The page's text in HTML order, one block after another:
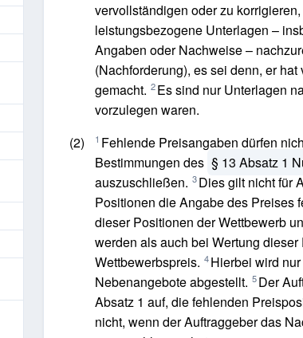
vervollständigen oder zu
leistungsbezogene Unterlagen –
Angaben oder Nachweise –
(Nachforderung), es sei denn, er
gemacht. 2 Es sind nur Unterlagen
vorzulegen waren.
(2)
1 Fehlende Preisangaben dürfen
Bestimmungen des § 13 Absatz 1
auszuschließen. 3 Dies gilt nicht für
Positionen die Angabe des Preises
dieser Positionen der Wettbewerb
werden als auch bei Wertung
Wettbewerbspreis. 4 Hierbei wird
Nebenangebote abgestellt. 5 Der
Absatz 1 auf, die fehlenden
nicht, wenn der Auftraggeber das